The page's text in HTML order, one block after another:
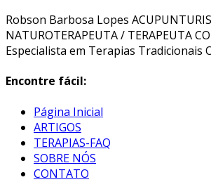
Robson Barbosa Lopes
NATUROTERAPEUTA / TERAPEUTA
Especialista em Terapias Tradicionais
Encontre fácil:
Página Inicial
ARTIGOS
TERAPIAS-FAQ
SOBRE NÓS
CONTATO